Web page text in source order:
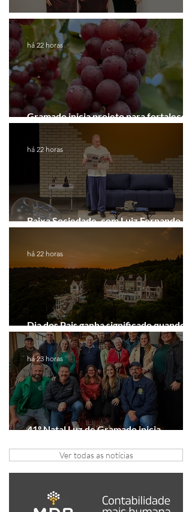
Coluna de Caxias
Gramado inicia projeto para fortalecer a
Rota do Vinho
há 22 horas
Baixa Sociedade, com Luiz Fernando
Guimarães, chega a Novo Hamburgo
há 22 horas
Dia dos Pais ganha significado quando o
presente é viver experiências juntos
há 22 horas
41º Natal Luz de Gramado inicia
há 23 horas
Ver todas as notícias